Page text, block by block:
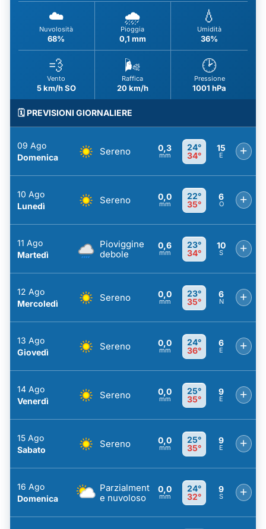
☁️
Nuvolosità
68%
🌧️
Pioggia
0,1 mm
💧
Umidità
36%
💨
Vento
5 km/h SO
🌬️
Raffica
20 km/h
🕑
Pressione
1001 hPa
🗓️ PREVISIONI GIORNALIERE
09 Ago
Domenica
Sereno 0,3
mm
24°
34°
15
E +
10 Ago
Lunedì
Sereno 0,0
mm
22°
35°
6
O +
11 Ago
Martedì
Pioviggine
debole
0,6
mm
23°
34°
10
S +
12 Ago
Mercoledì
Sereno 0,0
mm
23°
35°
6
N +
13 Ago
Giovedì
Sereno 0,0
mm
24°
36°
6
E +
14 Ago
Venerdì
Sereno 0,0
mm
25°
35°
9
E +
15 Ago
Sabato
Sereno 0,0
mm
25°
35°
9
E +
16 Ago
Domenica
Parzialment
e nuvoloso
0,0
mm
24°
32°
9
S +